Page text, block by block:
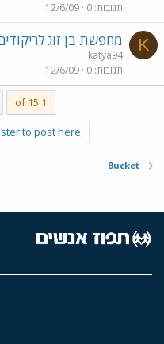
תגובות 0
12/6/09
K מחפשת בן זוג
katya94
תגובות 0
12/6/09
1 of 15
to post here.
Bucket